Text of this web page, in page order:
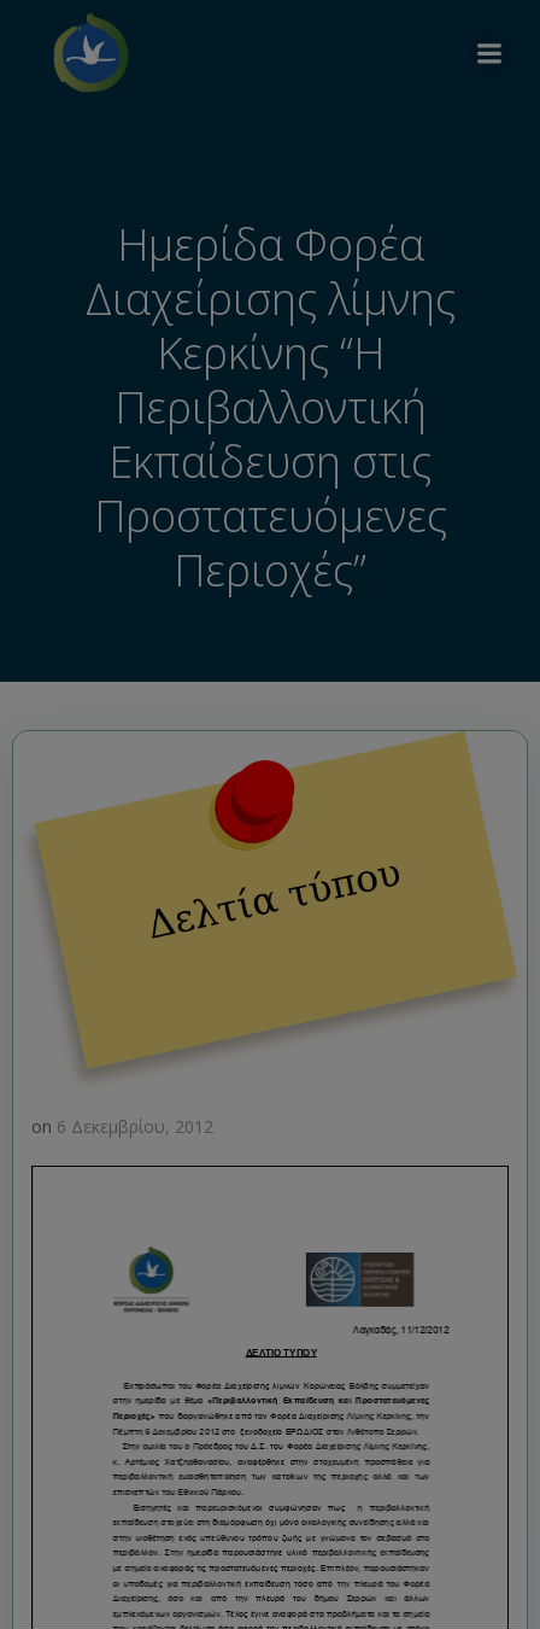
Ημερίδα Φορέα
Διαχείρισης λίμνης
Κερκίνης “Η
Περιβαλλοντική
Εκπαίδευση στις
Προστατευόμενες
Περιοχές”
on 6 Δεκεμβρίου, 2012